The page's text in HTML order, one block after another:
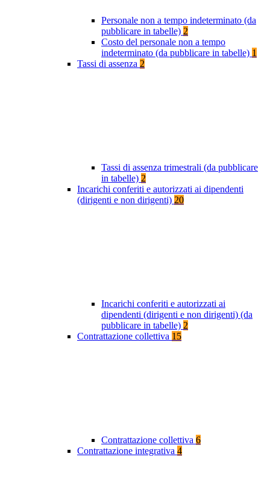
Personale non a tempo indeterminato (da
pubblicare in tabelle) 2
Costo del personale non a tempo
indeterminato (da pubblicare in tabelle) 1
Tassi di assenza 2
Tassi di assenza trimestrali (da pubblicare
in tabelle) 2
Incarichi conferiti e autorizzati ai dipendenti
(dirigenti e non dirigenti) 20
Incarichi conferiti e autorizzati ai
dipendenti (dirigenti e non dirigenti) (da
pubblicare in tabelle) 2
Contrattazione collettiva 15
Contrattazione collettiva 6
Contrattazione integrativa 4